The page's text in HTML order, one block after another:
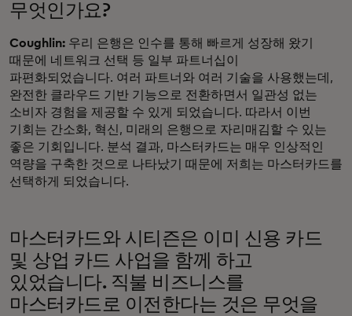
무엇인가요?
Coughlin: 우리 은행은 인수를 통해 빠르게 성장해 왔기
때문에 네트워크 선택 등 일부 파트너십이
파편화되었습니다. 여러 파트너와 여러 기술을 사용했는데,
완전한 클라우드 기반 기능으로 전환하면서 일관성 없는
소비자 경험을 제공할 수 있게 되었습니다. 따라서 이번
기회는 간소화, 혁신, 미래의 은행으로 자리매김할 수 있는
좋은 기회입니다. 분석 결과, 마스터카드는 매우 인상적인
역량을 구축한 것으로 나타났기 때문에 저희는 마스터카드를
선택하게 되었습니다.
마스터카드와 시티즌은 이미 신용 카드
및 상업 카드 사업을 함께 하고
있었습니다. 직불 비즈니스를
마스터카드로 이전한다는 것은 무엇을